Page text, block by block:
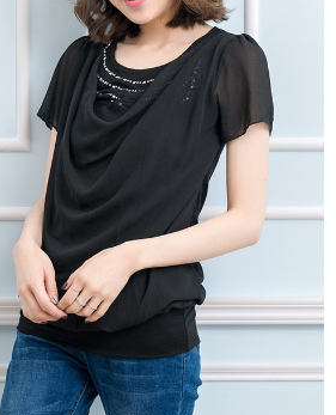
時，將依據個別帳號之用戶狀況，依本公司即
若仍有額度不足之情形，本公司將視審查結果
使用他人資訊註冊。若發現惡意使用之情形，
停止該用戶之使用額度並採取法律行動。